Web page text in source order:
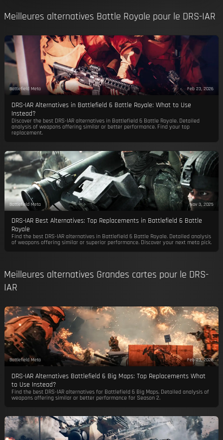
Meilleures alternatives Battle Royale pour le DRS-IAR
Battlefield Meta Feb 23, 2026
DRS-IAR Alternatives in Battlefield 6 Battle Royale: What to Use
Instead?
Discover the best DRS-IAR alternatives in Battlefield 6 Battle Royale. Detailed
analysis of weapons offering similar or better performance. Find your top
replacement.
Battlefield Meta Nov 3, 2025
DRS-IAR Best Alternatives: Top Replacements in Battlefield 6 Battle
Royale
Find the best DRS-IAR alternatives in Battlefield 6 Battle Royale. Detailed analysis
of weapons offering similar or superior performance. Discover your next meta pick.
Meilleures alternatives Grandes cartes pour le DRS-
IAR
Battlefield Meta Feb 23, 2026
DRS-IAR Alternatives Battlefield 6 Big Maps: Top Replacements What
to Use Instead?
Find the best DRS-IAR alternatives for Battlefield 6 Big Maps. Detailed analysis of
weapons offering similar or better performance for Season 2.